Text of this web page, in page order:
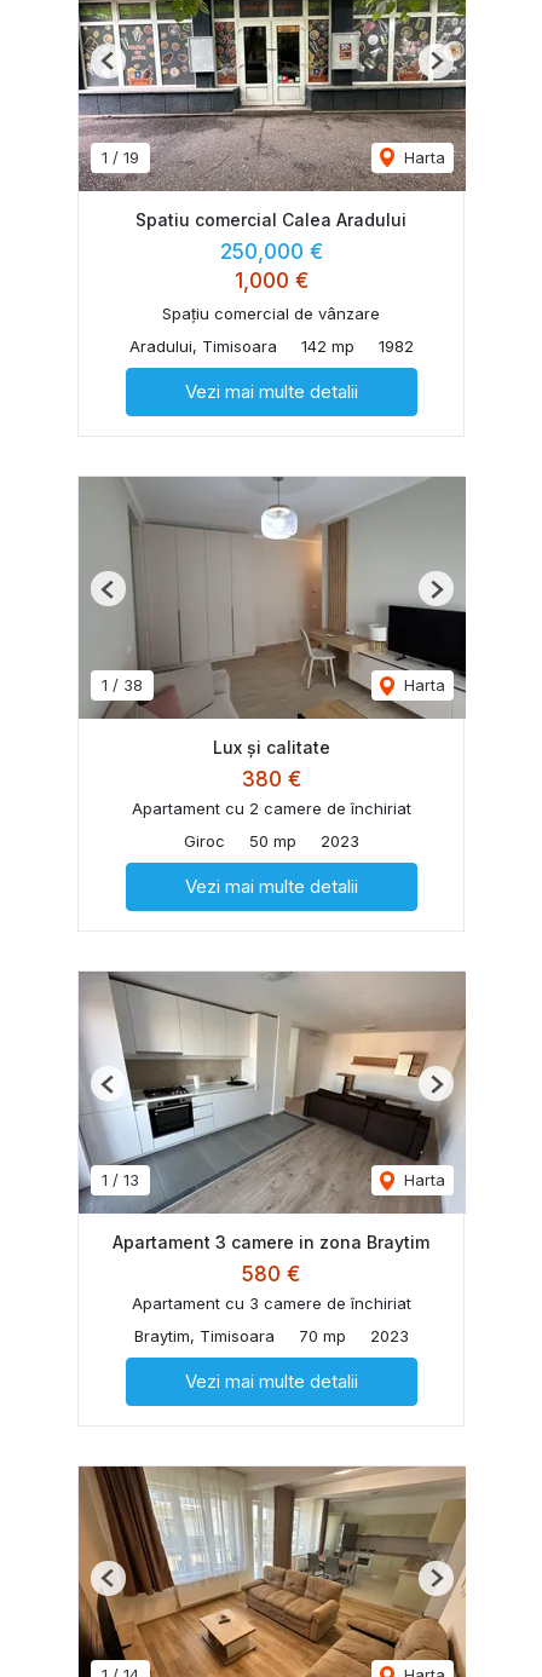
1 / 19 Harta
Previous Next
Spatiu comercial Calea Aradului
250,000 €
1,000 €
Spațiu comercial de vânzare
Aradului, Timisoara
142 mp 1982
Vezi mai multe detalii
1 / 38 Harta
Previous Next
Lux și calitate
380 €
Apartament cu 2 camere de închiriat
Giroc
50 mp 2023
Vezi mai multe detalii
1 / 13 Harta
Previous Next
Apartament 3 camere in zona Braytim
580 €
Apartament cu 3 camere de închiriat
Braytim, Timisoara
70 mp 2023
Vezi mai multe detalii
Previous Next